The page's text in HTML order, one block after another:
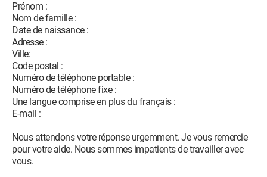
Prénom :
Nom de famille :
Date de naissance :
Adresse :
Ville:
Code postal :
Numéro de téléphone portable :
Numéro de téléphone fixe :
Une langue comprise en plus du français :
E-mail :
Nous attendons votre réponse urgemment. Je vous remercie
pour votre aide. Nous sommes impatients de travailler avec
vous.